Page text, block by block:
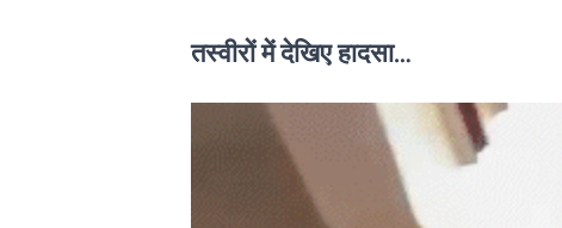
तस्वीरों में देखिए हादसा…